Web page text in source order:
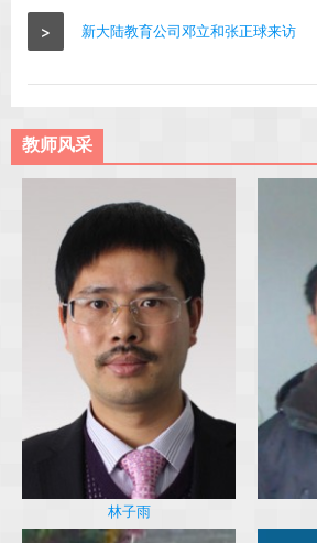
> 新大陆教育公司邓立和张正球来访
教师风采
林子雨